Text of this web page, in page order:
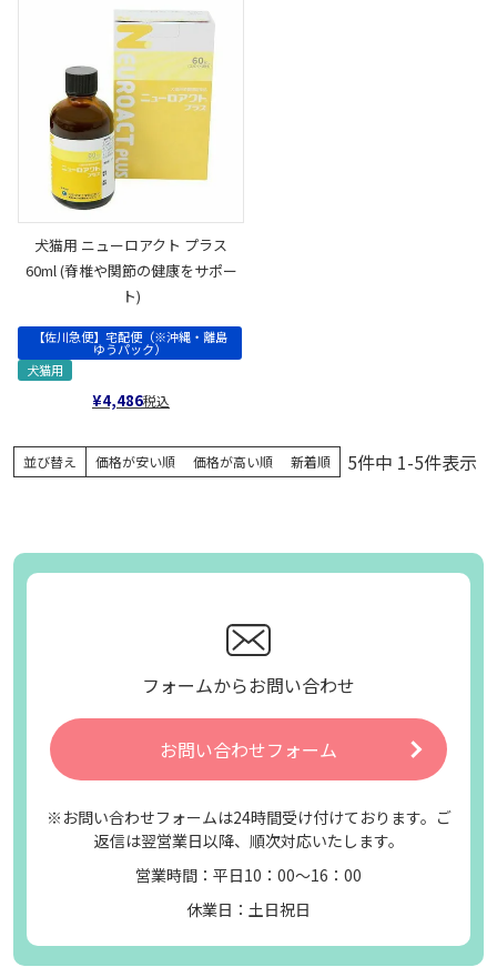
犬猫用 ニューロアクト プラス
60ml (脊椎や関節の健康をサポー
ト)
【佐川急便】宅配便（※沖縄・離島
ゆうパック）
犬猫用
¥4,486税込
並び替え 価格が安い順 価格が高い順 新着順 5件中 1-5件表示
フォームからお問い合わせ
お問い合わせフォーム
※お問い合わせフォームは24時間受け付けております。ご
返信は翌営業日以降、順次対応いたします。
営業時間：平日10：00～16：00
休業日：土日祝日